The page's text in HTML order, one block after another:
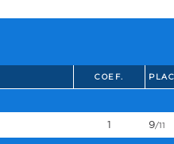
COEF.
1 9/11